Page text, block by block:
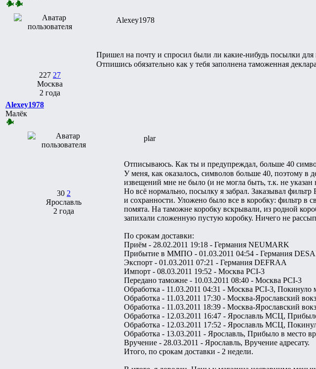
227 27
Москва
2 года
Alexey1978
Пришел на почту и спросил были ли какие-нибудь посылки для
Отпишись обязательно как у тебя заполнена таможенная
Alexey1978
Малёк
30 2
Ярославль
2 года
plar
Отписываюсь. Как ты и предупреждал, больше 40
У меня, как оказалось, символов больше 40, поэтому
извещений мне не было (и не могла быть, т.к. не указан
Но всё нормально, посылку я забрал. Заказывал
и сохранности. Уложено было все в коробку: фильтр в
помята. На таможне коробку вскрывали, из родной
запихали сложенную пустую коробку. Ничего не
По срокам доставки:
Приём - 28.02.2011 19:18 - Германия NEUMARK
Прибытие в ММПО - 01.03.2011 04:54 - Германия
Экспорт - 01.03.2011 07:21 - Германия DEFRAA
Импорт - 08.03.2011 19:52 - Москва PCI-3
Передано таможне - 10.03.2011 08:40 - Москва PCI-3
Обработка - 11.03.2011 04:31 - Москва PCI-3, Покинуло
Обработка - 11.03.2011 17:30 - Москва-Ярославский
Обработка - 11.03.2011 18:39 - Москва-Ярославский
Обработка - 12.03.2011 16:47 - Ярославль МСЦ,
Обработка - 12.03.2011 17:52 - Ярославль МСЦ,
Обработка - 13.03.2011 - Ярославль, Прибыло в место
Вручение - 28.03.2011 - Ярославль, Вручение адресату.
Итого, по срокам доставки - 2 недели.